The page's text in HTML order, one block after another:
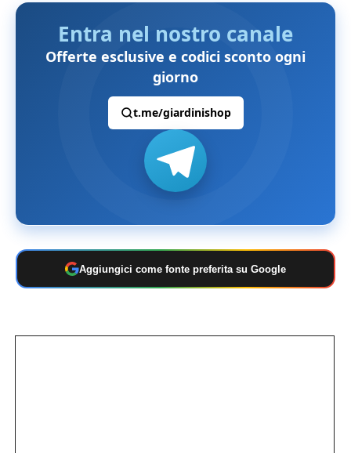
Entra nel nostro canale
Offerte esclusive e codici sconto ogni
giorno
t.me/giardinishop
Aggiungici come fonte preferita su Google